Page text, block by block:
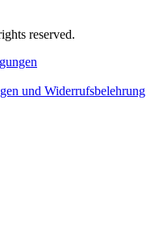
reserved.
und Widerrufsbelehrung